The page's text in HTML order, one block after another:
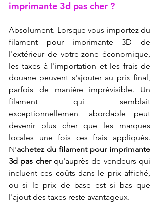
imprimante 3d pas cher ?
Absolument. Lorsque vous importez du
filament pour imprimante 3D de
l'extérieur de votre zone économique,
les taxes à l'importation et les frais de
douane peuvent s'ajouter au prix final,
parfois de manière imprévisible. Un
filament qui semblait
exceptionnellement abordable peut
devenir plus cher que les marques
locales une fois ces frais appliqués.
N'achetez du filament pour imprimante
3d pas cher qu'auprès de vendeurs qui
incluent ces coûts dans le prix affiché,
ou si le prix de base est si bas que
l'ajout des taxes reste avantageux.